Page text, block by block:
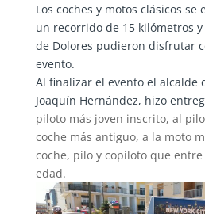
Los coches y motos clásicos
un recorrido de 15 kilómetros y
de Dolores pudieron disfrutar
evento.
Al finalizar el evento el alcalde
Joaquín Hernández, hizo
piloto más joven inscrito, al
coche más antiguo, a la moto
coche, pilo y copiloto que
edad.